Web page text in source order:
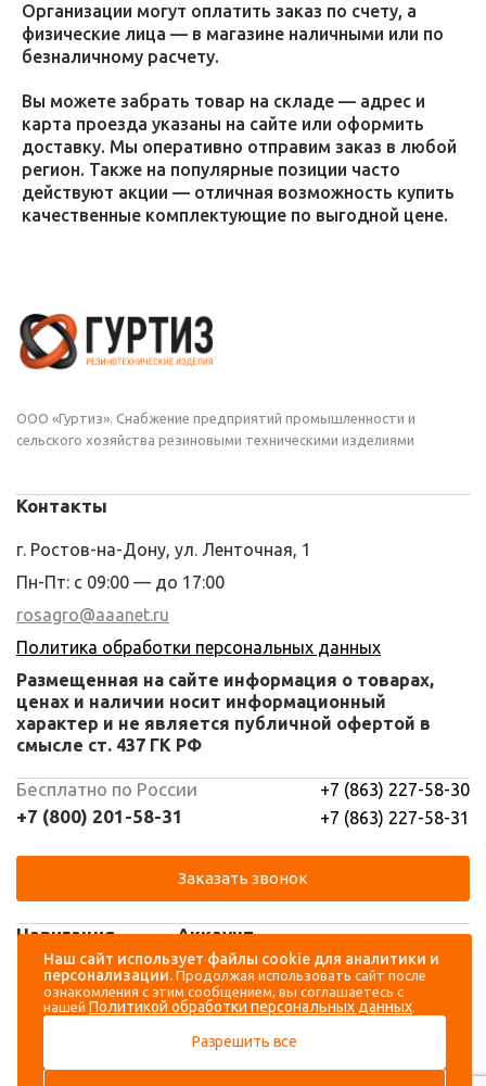
Организации могут оплатить заказ по счету, а
физические лица — в магазине наличными или по
безналичному расчету.
Вы можете забрать товар на складе — адрес и
карта проезда указаны на сайте или оформить
доставку. Мы оперативно отправим заказ в любой
регион. Также на популярные позиции часто
действуют акции — отличная возможность купить
качественные комплектующие по выгодной цене.
ООО «Гуртиз». Снабжение предприятий промышленности и
сельского хозяйства резиновыми техническими изделиями
Навигация
Каталог
О компании
Доставка и оплата
Аккаунт
Вход
Регистрация
Контакты
г. Ростов-на-Дону, ул. Ленточная, 1
Пн-Пт: с 09:00 — до 17:00
rosagro@aaanet.ru
Политика обработки персональных данных
Размещенная на сайте информация о товарах,
ценах и наличии носит информационный
характер и не является публичной офертой в
смысле ст. 437 ГК РФ
Бесплатно по России
+7 (800) 201-58-31
+7 (863) 227-58-30
+7 (863) 227-58-31
Заказать звонок
Наш сайт использует файлы cookie для аналитики и
персонализации. Продолжая использовать сайт после
ознакомления с этим сообщением, вы соглашаетесь с
нашей Политикой обработки персональных данных.
Разрешить все